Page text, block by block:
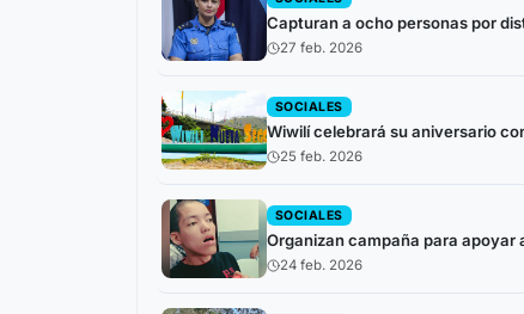
Capturan a ocho personas por
27 feb. 2026
SOCIALES
Wiwilí celebrará su aniversario
25 feb. 2026
SOCIALES
Organizan campaña para apoyar
24 feb. 2026